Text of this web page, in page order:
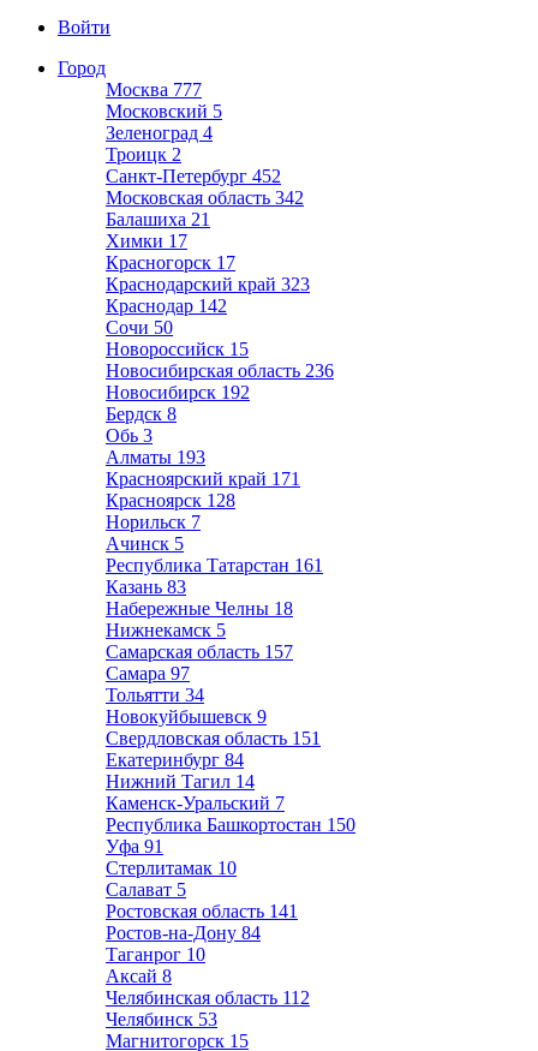
Войти
Город
Москва 777
Московский 5
Зеленоград 4
Троицк 2
Санкт-Петербург 452
Московская область 342
Балашиха 21
Химки 17
Красногорск 17
Краснодарский край 323
Краснодар 142
Сочи 50
Новороссийск 15
Новосибирская область 236
Новосибирск 192
Бердск 8
Обь 3
Алматы 193
Красноярский край 171
Красноярск 128
Норильск 7
Ачинск 5
Республика Татарстан 161
Казань 83
Набережные Челны 18
Нижнекамск 5
Самарская область 157
Самара 97
Тольятти 34
Новокуйбышевск 9
Свердловская область 151
Екатеринбург 84
Нижний Тагил 14
Каменск-Уральский 7
Республика Башкортостан 150
Уфа 91
Стерлитамак 10
Салават 5
Ростовская область 141
Ростов-на-Дону 84
Таганрог 10
Аксай 8
Челябинская область 112
Челябинск 53
Магнитогорск 15